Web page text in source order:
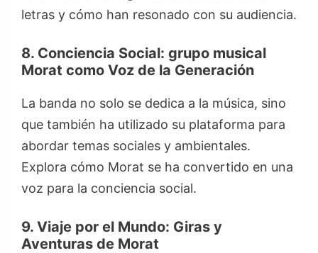
letras y cómo han resonado con su audiencia.
8. Conciencia Social: grupo musical
Morat como Voz de la Generación
La banda no solo se dedica a la música, sino
que también ha utilizado su plataforma para
abordar temas sociales y ambientales.
Explora cómo Morat se ha convertido en una
voz para la conciencia social.
9. Viaje por el Mundo: Giras y
Aventuras de Morat